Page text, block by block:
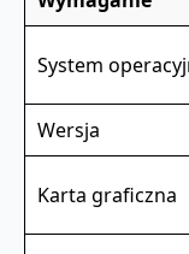
System
Wersja
Karta graficzna